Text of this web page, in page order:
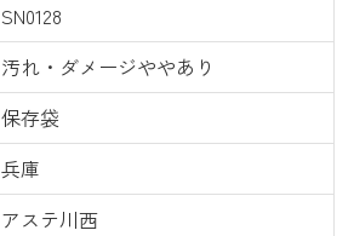
SN0128
汚れ・ダメージややあり
保存袋
兵庫
アステ川西